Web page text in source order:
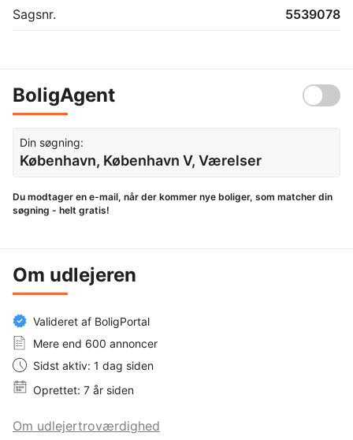
Sagsnr.
5539078
BoligAgent
Din søgning:
København, København V, Værelser
Du modtager en e-mail, når der kommer nye boliger, som matcher din
søgning - helt gratis!
Om udlejeren
Valideret af BoligPortal
Mere end 600 annoncer
Sidst aktiv: 1 dag siden
Oprettet: 7 år siden
Om udlejertroværdighed